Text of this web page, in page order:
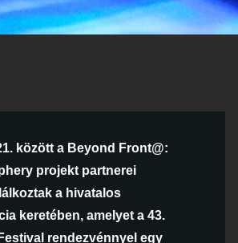
között a Beyond Front@:
projekt partnerei
a hivatalos
keretében, amelyet a 43.
rendezvénnyel egy